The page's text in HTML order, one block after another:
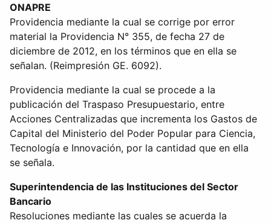
ONAPRE
Providencia mediante la cual se corrige por error
material la Providencia N° 355, de fecha 27 de
diciembre de 2012, en los términos que en ella se
señalan. (Reimpresión GE. 6092).
Providencia mediante la cual se procede a la
publicación del Traspaso Presupuestario, entre
Acciones Centralizadas que incrementa los Gastos de
Capital del Ministerio del Poder Popular para Ciencia,
Tecnología e Innovación, por la cantidad que en ella
se señala.
Superintendencia de las Instituciones del Sector
Bancario
Resoluciones mediante las cuales se acuerda la